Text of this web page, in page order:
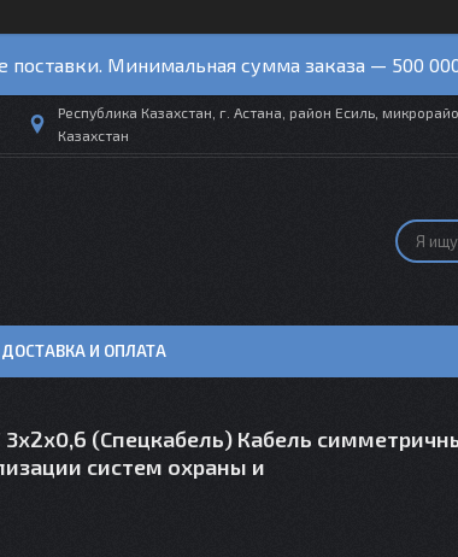
поставки. Минимальная сумма заказа — 500
Республика Казахстан, г. Астана, район Есиль,
Казахстан
ДОСТАВКА И ОПЛАТА
3x2x0,6 (Спецкабель) Кабель
систем охраны и